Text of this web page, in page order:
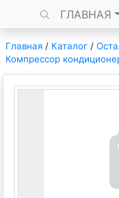
ГЛАВНАЯ
Главная / Каталог /
Компрессор